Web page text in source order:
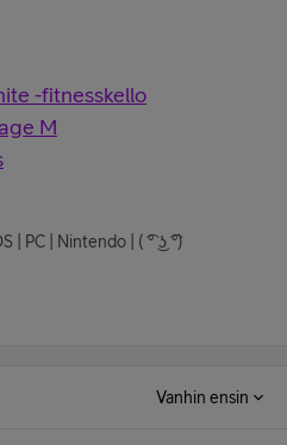
-fitnesskello
M
| PC | Nintendo | ( ͡° ͜ʖ ͡°)
Vanhin ensin